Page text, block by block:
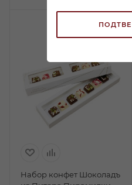
Набор конфет Шоколадъ